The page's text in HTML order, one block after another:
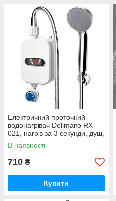
Електричний проточний
водонагрівач Delimano RX-
021, нагрів за 3 секунди, душ,
дисплей
В наявності
710 ₴
Купити